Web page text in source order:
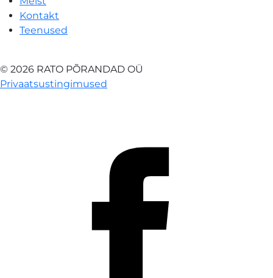
Kontakt
Teenused
© 2026 RATO PÕRANDAD OÜ
Privaatsustingimused